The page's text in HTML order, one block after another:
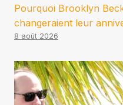
Pourquoi Brooklyn
changeraient leur
8 août 2026